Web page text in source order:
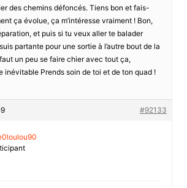
des chemins défoncés. Tiens bon et fais-
ça évolue, ça m’intéresse vraiment ! Bon,
et puis si tu veux aller te balader
partante pour une sortie à l’autre bout de la
faut un peu se faire chier avec tout ça,
inévitable Prends soin de toi et de ton quad !
#92133